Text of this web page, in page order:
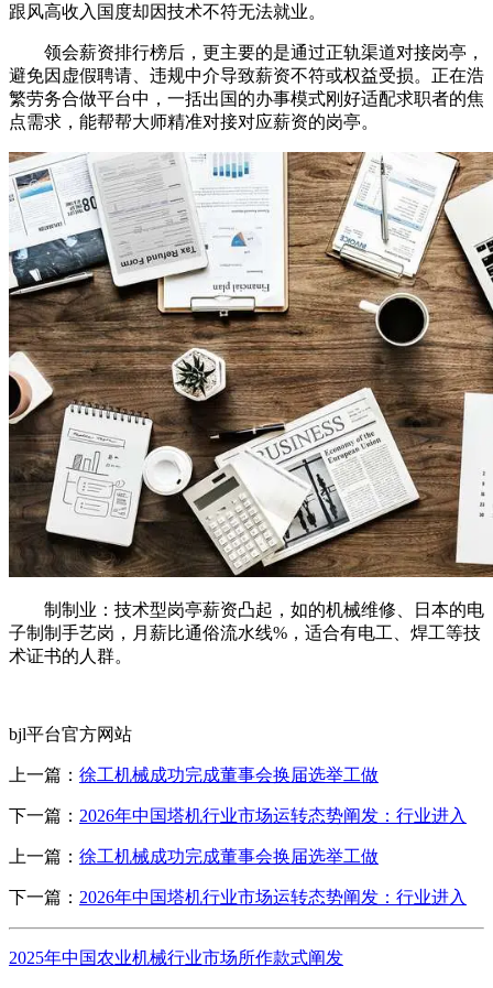
跟风高收入国度却因技术不符无法就业。
领会薪资排行榜后，更主要的是通过正轨渠道对接岗亭，
避免因虚假聘请、违规中介导致薪资不符或权益受损。正在浩
繁劳务合做平台中，一括出国的办事模式刚好适配求职者的焦
点需求，能帮帮大师精准对接对应薪资的岗亭。
制制业：技术型岗亭薪资凸起，如的机械维修、日本的电
子制制手艺岗，月薪比通俗流水线%，适合有电工、焊工等技
术证书的人群。
bjl平台官方网站
上一篇： 徐工机械成功完成董事会换届选举工做
下一篇： 2026年中国塔机行业市场运转态势阐发：行业进入
上一篇： 徐工机械成功完成董事会换届选举工做
下一篇： 2026年中国塔机行业市场运转态势阐发：行业进入
2025年中国农业机械行业市场所作款式阐发